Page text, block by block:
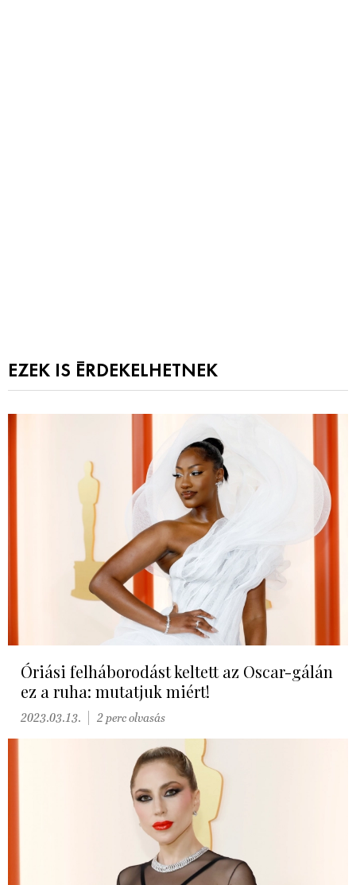
EZEK IS ÉRDEKELHETNEK
Óriási felháborodást keltett az Oscar-gálán
ez a ruha: mutatjuk miért!
2023.03.13. 2 perc olvasás